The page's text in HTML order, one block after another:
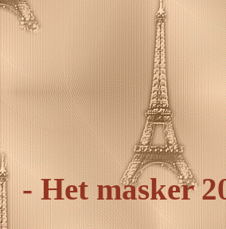
- Het masker